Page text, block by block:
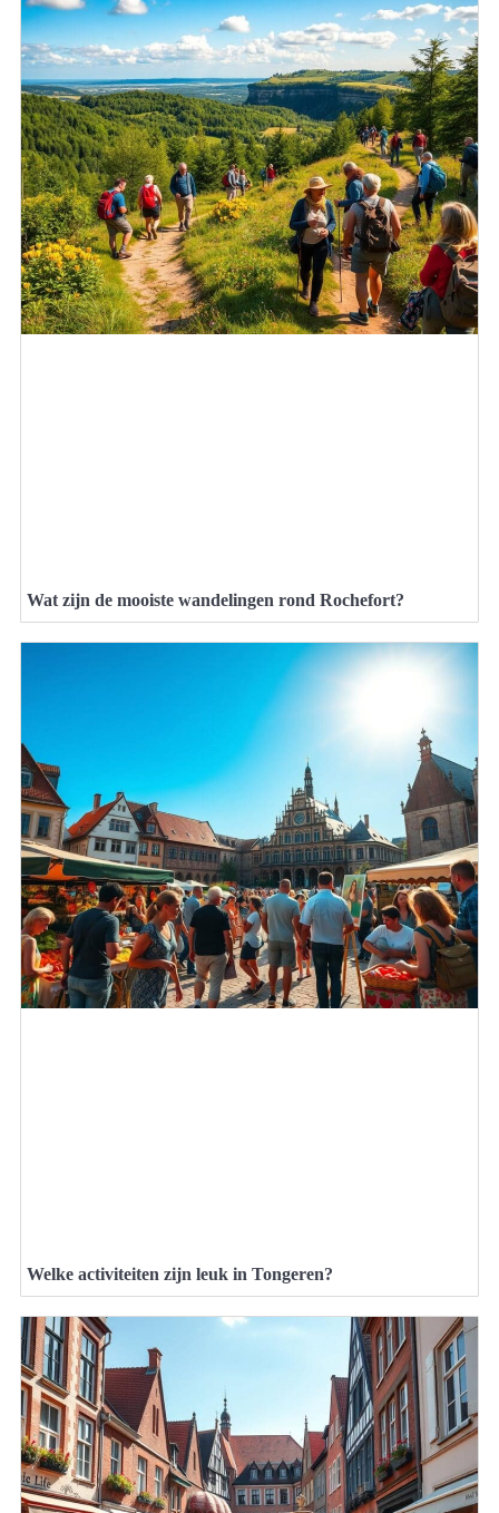
Wat zijn de mooiste wandelingen rond Rochefort?
Welke activiteiten zijn leuk in Tongeren?